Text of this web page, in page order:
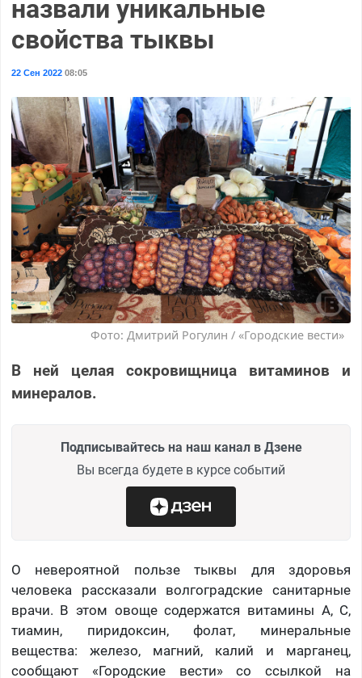
назвали уникальные
свойства тыквы
22 Сен 202208:05
Фото: Дмитрий Рогулин / «Городские вести»
В ней целая сокровищница витаминов и
минералов.
Подписывайтесь на наш канал в Дзене
Вы всегда будете в курсе событий
О невероятной пользе тыквы для здоровья
человека рассказали волгоградские санитарные
врачи. В этом овоще содержатся витамины А, С,
тиамин, пиридоксин, фолат, минеральные
вещества: железо, магний, калий и марганец,
сообщают «Городские вести» со ссылкой на